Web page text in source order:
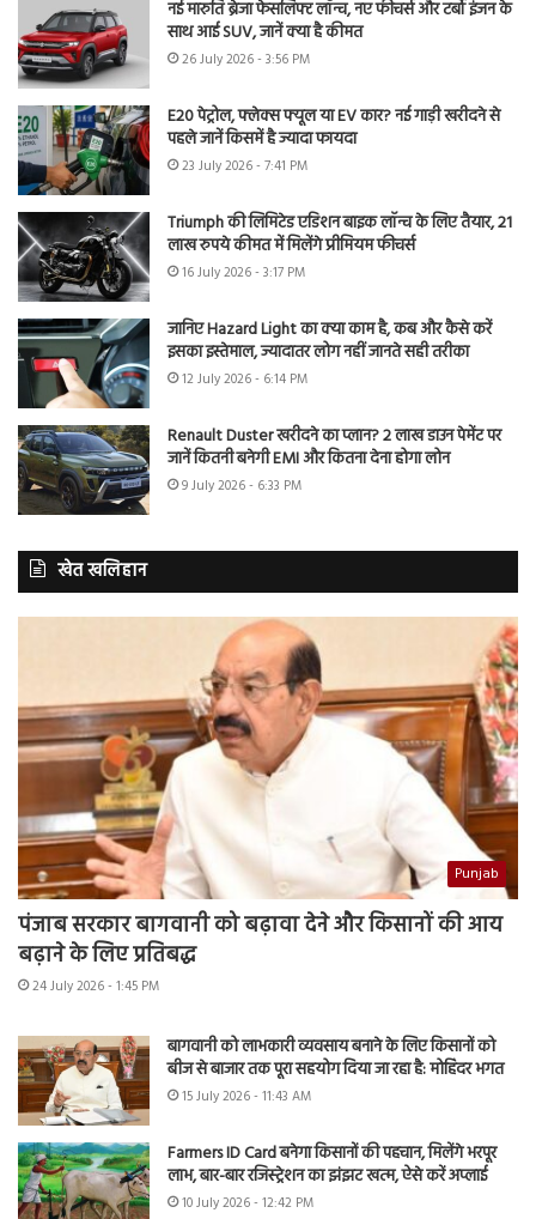
नई मारुति ब्रेजा फेसलिफ्ट लॉन्च, नए फीचर्स और टर्बो इंजन के
साथ आई SUV, जानें क्या है कीमत
26 July 2026 - 3:56 PM
E20 पेट्रोल, फ्लेक्स फ्यूल या EV कार? नई गाड़ी खरीदने से
पहले जानें किसमें है ज्यादा फायदा
23 July 2026 - 7:41 PM
Triumph की लिमिटेड एडिशन बाइक लॉन्च के लिए तैयार, 21
लाख रुपये कीमत में मिलेंगे प्रीमियम फीचर्स
16 July 2026 - 3:17 PM
जानिए Hazard Light का क्या काम है, कब और कैसे करें
इसका इस्तेमाल, ज्यादातर लोग नहीं जानते सही तरीका
12 July 2026 - 6:14 PM
Renault Duster खरीदने का प्लान? 2 लाख डाउन पेमेंट पर
जानें कितनी बनेगी EMI और कितना देना होगा लोन
9 July 2026 - 6:33 PM
खेत खलिहान
Punjab
पंजाब सरकार बागवानी को बढ़ावा देने और किसानों की आय
बढ़ाने के लिए प्रतिबद्ध
24 July 2026 - 1:45 PM
बागवानी को लाभकारी व्यवसाय बनाने के लिए किसानों को
बीज से बाजार तक पूरा सहयोग दिया जा रहा है: मोहिंदर भगत
15 July 2026 - 11:43 AM
Farmers ID Card बनेगा किसानों की पहचान, मिलेंगे भरपूर
लाभ, बार-बार रजिस्ट्रेशन का झंझट खत्म, ऐसे करें अप्लाई
10 July 2026 - 12:42 PM